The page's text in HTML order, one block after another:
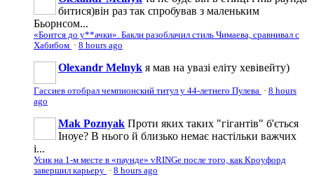
битися)він раз так спробував з маленьким
Бьорнсом...
«Боится до у**ачки». Бакли разоблачил стиль Чимаева, сравнивал с
Хабибом · 8 hours ago
Olexandr Melnyk я мав на увазі еліту хевівейту)
Гассиев отобрал чемпионский титул у 44-летнего Пулева · 8 hours
ago
Mak Poznyak Проти яких таких "гігантів" б'ється
Іноуе? В нього й близько немає настільки важчих
і...
Усик на 1-м месте в «паунде» vRINGe после того, как Кроуфорд
завершил карьеру · 8 hours ago